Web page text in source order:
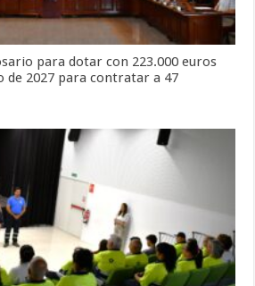
para dotar con 223.000 euros
de 2027 para contratar a 47